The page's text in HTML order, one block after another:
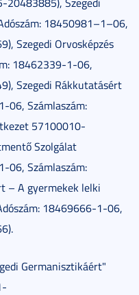
18450981–1–06,
Szegedi Orvosképzés
18462339-1-06,
Szegedi Rákkutatásért
06, Számlaszám:
57100010-
Szolgálat
06, Számlaszám:
– A gyermekek lelki
18469666-1-06,
Germanisztikáért"